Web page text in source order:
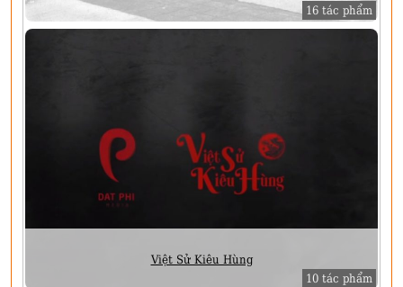
16 tác phẩm
Việt Sử Kiêu Hùng
10 tác phẩm